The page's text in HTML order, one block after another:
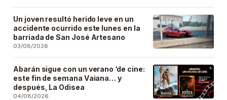
Un joven resultó herido leve en un
accidente ocurrido este lunes en la
barriada de San José Artesano
03/08/2026
Abarán sigue con un verano ‘de cine:
este fin de semana Vaiana… y
después, La Odisea
04/08/2026